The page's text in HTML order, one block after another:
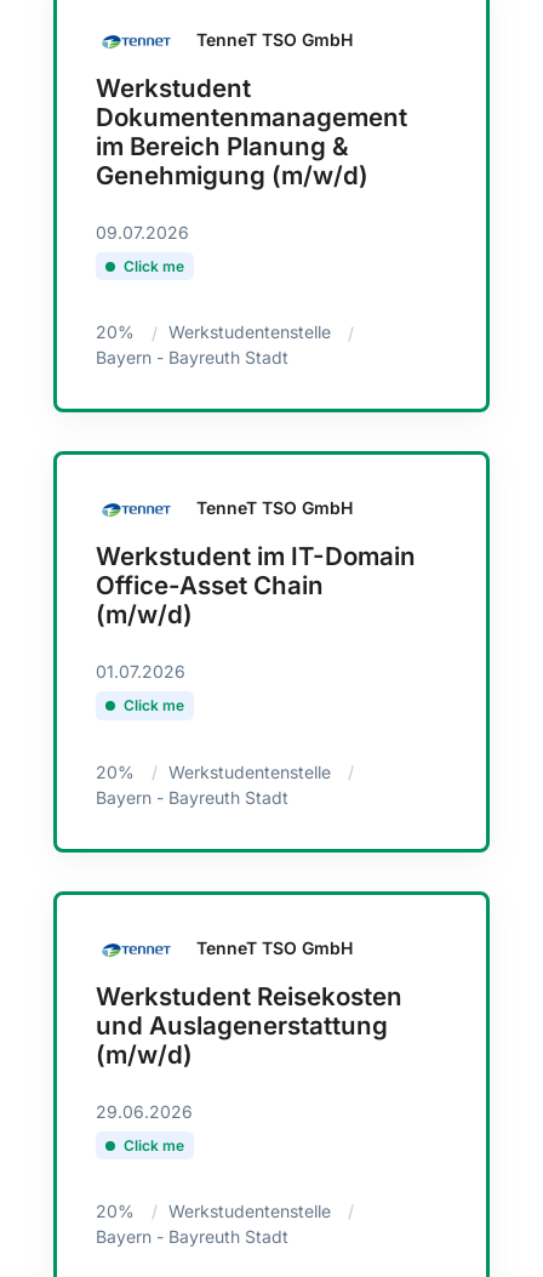
TenneT TSO GmbH
Werkstudent
Dokumentenmanagement
im Bereich Planung &
Genehmigung (m/w/d)
09.07.2026
Click me
20%
Werkstudentenstelle
Bayern - Bayreuth Stadt
TenneT TSO GmbH
Werkstudent im IT-Domain
Office-Asset Chain
(m/w/d)
01.07.2026
Click me
20%
Werkstudentenstelle
Bayern - Bayreuth Stadt
TenneT TSO GmbH
Werkstudent Reisekosten
und Auslagenerstattung
(m/w/d)
29.06.2026
Click me
20%
Werkstudentenstelle
Bayern - Bayreuth Stadt